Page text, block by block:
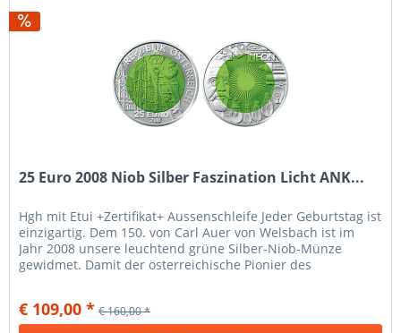
25 Euro 2008 Niob Silber Faszination Licht ANK...
Hgh mit Etui +Zertifikat+ Aussenschleife Jeder Geburtstag ist
einzigartig. Dem 150. von Carl Auer von Welsbach ist im
Jahr 2008 unsere leuchtend grüne Silber-Niob-Münze
gewidmet. Damit der österreichische Pionier des
€ 109,00 * € 160,00 *